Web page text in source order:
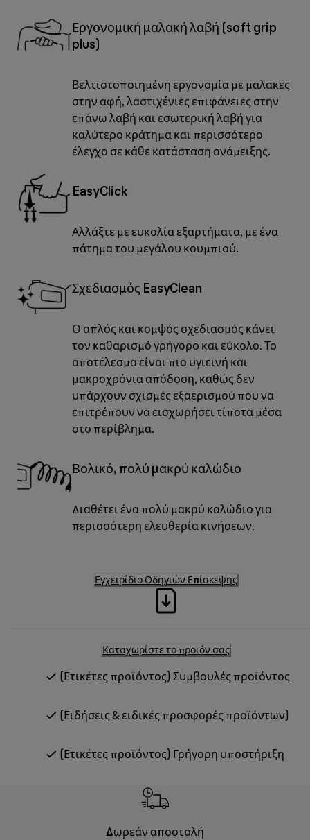
Εργονομική μαλακή λαβή (soft grip
plus)
Βελτιστοποιημένη εργονομία με μαλακές
στην αφή, λαστιχένιες επιφάνειες στην
επάνω λαβή και εσωτερική λαβή για
καλύτερο κράτημα και περισσότερο
έλεγχο σε κάθε κατάσταση ανάμειξης.
EasyClick
Αλλάξτε με ευκολία εξαρτήματα, με ένα
πάτημα του μεγάλου κουμπιού.
Σχεδιασμός EasyClean
Ο απλός και κομψός σχεδιασμός κάνει
τον καθαρισμό γρήγορο και εύκολο. Το
αποτέλεσμα είναι πιο υγιεινή και
μακροχρόνια απόδοση, καθώς δεν
υπάρχουν σχισμές εξαερισμού που να
επιτρέπουν να εισχωρήσει τίποτα μέσα
στο περίβλημα.
Βολικό, πολύ μακρύ καλώδιο
Διαθέτει ένα πολύ μακρύ καλώδιο για
περισσότερη ελευθερία κινήσεων.
Εγχειρίδιο Οδηγιών Επίσκεψης
Καταχωρίστε το προϊόν σας
(Ετικέτες προϊόντος) Συμβουλές προϊόντος
(Ειδήσεις & ειδικές προσφορές προϊόντων)
(Ετικέτες προϊόντος) Γρήγορη υποστήριξη
Δωρεάν αποστολή